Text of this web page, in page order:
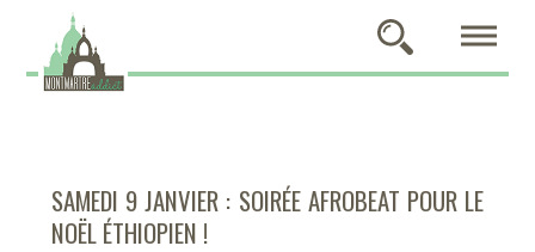
SAMEDI 9 JANVIER : SOIRÉE AFROBEAT POUR LE
NOËL ÉTHIOPIEN !